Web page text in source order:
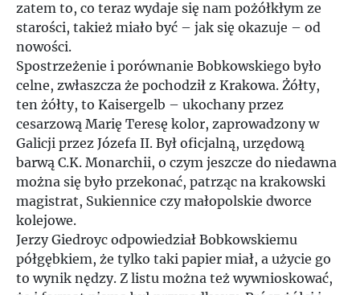
zatem to, co teraz wydaje się nam pożółkłym ze
starości, takież miało być – jak się okazuje – od
nowości.
Spostrzeżenie i porównanie Bobkowskiego było
celne, zwłaszcza że pochodził z Krakowa. Żółty,
ten żółty, to Kaisergelb – ukochany przez
cesarzową Marię Teresę kolor, zaprowadzony w
Galicji przez Józefa II. Był oficjalną, urzędową
barwą C.K. Monarchii, o czym jeszcze do niedawna
można się było przekonać, patrząc na krakowski
magistrat, Sukiennice czy małopolskie dworce
kolejowe.
Jerzy Giedroyc odpowiedział Bobkowskiemu
półgębkiem, że tylko taki papier miał, a użycie go
to wynik nędzy. Z listu można też wywnioskować,